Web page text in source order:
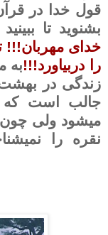
قول خدا در
بشنوید تا
خدای مهربان!!!
را دربیاورد!!!به
زندگی در
جالب است
میشود ولی
نقره را